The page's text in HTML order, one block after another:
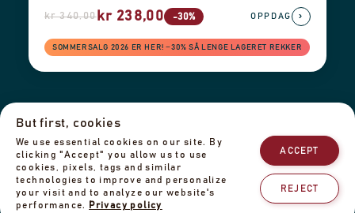
kr 340,00kr 238,00 -30%
SOMMERSALG 2026 ER HER! −30% SÅ LENGE LAGERET REKKER
OPPDAG ›
Personvernerklæring
Teamet vårt Kontakt oss
© 2025 Cafe de Panama
But first, cookies
We use essential cookies on our site. By
clicking "Accept" you allow us to use
cookies, pixels, tags and similar
technologies to improve and personalize
your visit and to analyze our website's
performance.
Privacy policy
ACCEPT
REJECT